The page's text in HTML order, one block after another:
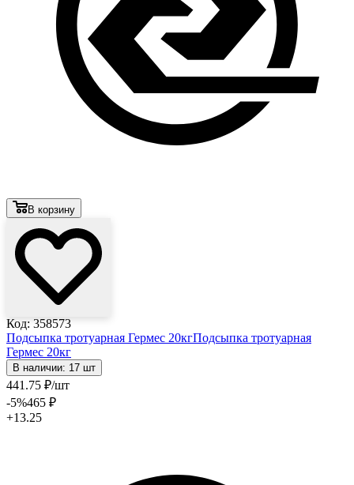
В корзину
Код: 358573
Подсыпка тротуарная Гермес 20кгПодсыпка тротуарная
Гермес 20кг
В наличии: 17 шт
441 .75 ₽/шт
-5%465 ₽
+13.25